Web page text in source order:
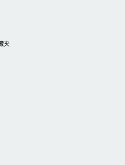
夹